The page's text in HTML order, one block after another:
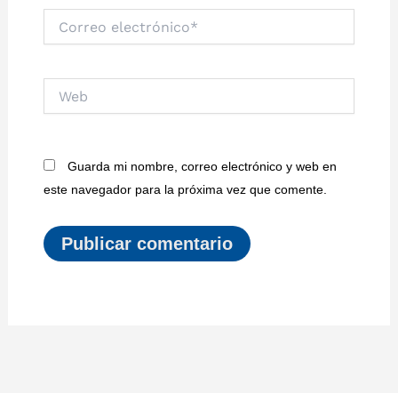
electrónico*
Guarda mi nombre, correo electrónico y web en
este navegador para la próxima vez que comente.